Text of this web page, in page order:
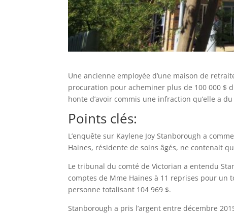
Une ancienne employée d’une maison de
procuration pour acheminer plus de 100 000 $
honte d’avoir commis une infraction qu’elle a
Points clés:
L’enquête sur Kaylene Joy Stanborough a
Haines, résidente de soins âgés, ne contenait
Le tribunal du comté de Victorian a entendu
comptes de Mme Haines à 11 reprises pour un
personne totalisant 104 969 $.
Stanborough a pris l’argent entre décembre